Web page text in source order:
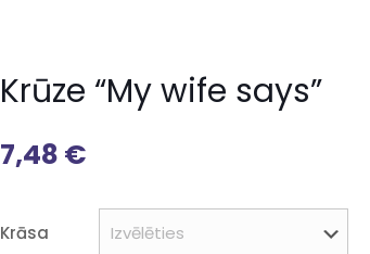
Krūze “My wife says”
7,48 €
Krāsa